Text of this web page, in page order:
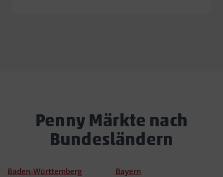
Penny Märkte nach
Bundesländern
Baden-Württemberg
Bayern